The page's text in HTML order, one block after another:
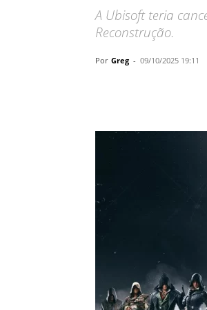
A Ubisoft teria
Reconstrução.
Por Greg - 09/10/2025 19:11